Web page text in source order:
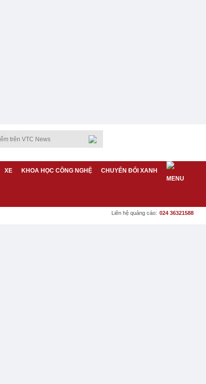
XE KHOA HỌC CÔNG NGHỆ CHUYỂN ĐỔI XANH
Liên hệ quảng cáo: 024 36321588